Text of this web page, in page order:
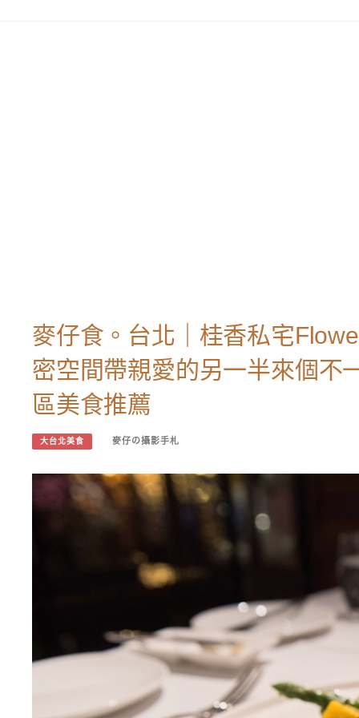
麥仔食。台北｜桂香私宅
密空間帶親愛的另一半來個不
區美食推薦
大台北美食 麥仔の攝影手札